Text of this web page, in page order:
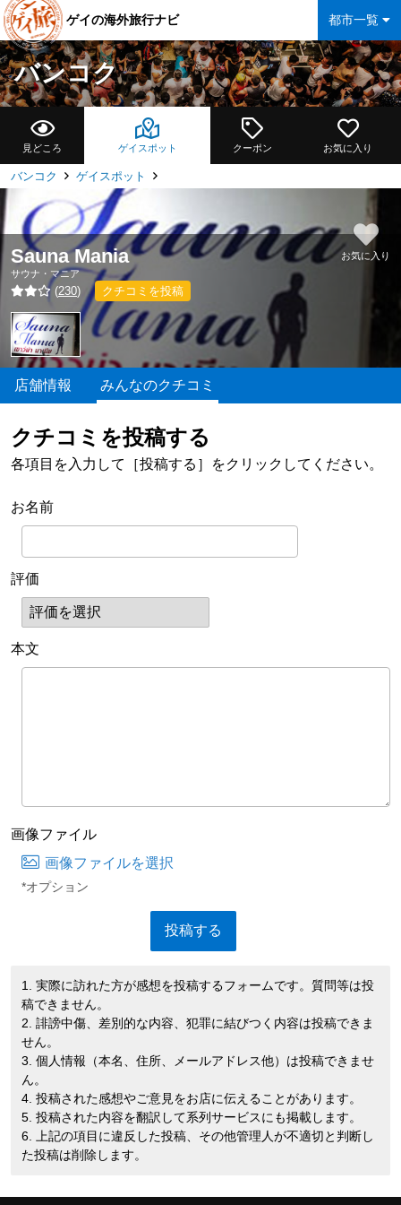
都市一覧
ゲイの海外旅行ナビ
バンコク
見どころ ゲイスポット クーポン お気に入り
バンコク ゲイスポット
Sauna Mania
サウナ・マニア
(230) クチコミを投稿
お気に入り
店舗情報 みんなのクチコミ
クチコミを投稿する
各項目を入力して［投稿する］をクリックしてください。
お名前
評価
本文
画像ファイル
画像ファイルを選択
*オプション
1. 実際に訪れた方が感想を投稿するフォームです。質問等は投
稿できません。
2. 誹謗中傷、差別的な内容、犯罪に結びつく内容は投稿できま
せん。
3. 個人情報（本名、住所、メールアドレス他）は投稿できませ
ん。
4. 投稿された感想やご意見をお店に伝えることがあります。
5. 投稿された内容を翻訳して系列サービスにも掲載します。
6. 上記の項目に違反した投稿、その他管理人が不適切と判断し
た投稿は削除します。